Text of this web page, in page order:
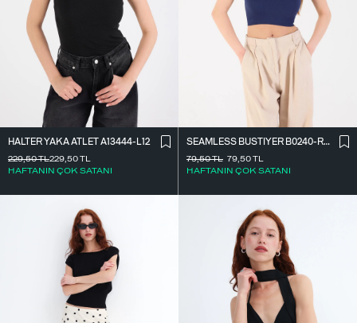
HALTER YAKA ATLET A13444-L12
229,50TL
HAFTANIN ÇOK SATANI
229,50TL
SEAMLESS BÜSTIYER B0240-R6R9
79,50TL
HAFTANIN ÇOK SATANI
79,50TL